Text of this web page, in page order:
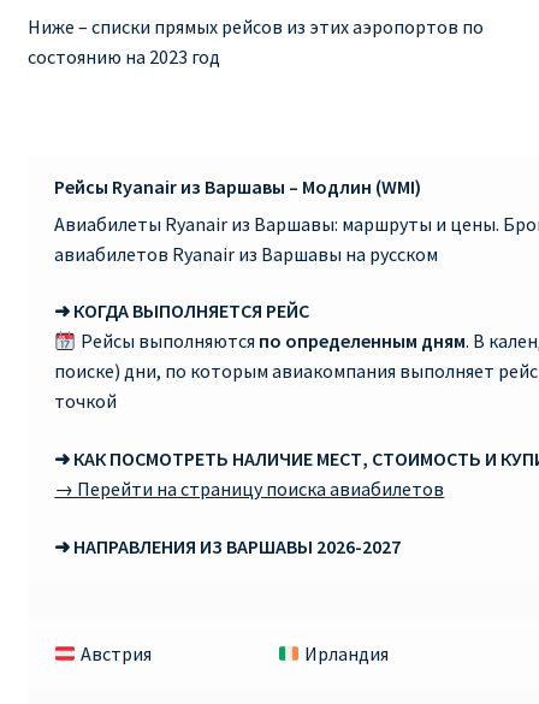
Ryanair Россия
RYANAIR УКРАИНА | АВИАБИЛЕТЫ ОТ €15
Ryanair Україна из Киева, Одессы, Львова, Харькова,
RYANAIR.COM НА РУССКОМ – кнфтфшкюсщь
Авиабилеты Ryanair на Тенерифе от €15
АВИАБИЛЕТЫ RYANAIR ОТ € 12
Акции RYANAIR из Варшавы
Ниже – списки прямых рейсов из этих аэропортов по
состоянию на 2023 год
Рейсы Ryanair из Варшавы – Модлин (WMI)
Авиабилеты Ryanair из Варшавы: маршруты и цены.
авиабилетов Ryanair из Варшавы на русском
➜ КОГДА ВЫПОЛНЯЕТСЯ РЕЙС
Рейсы выполняются по определенным дням. В
поиске) дни, по которым авиакомпания выполняет
точкой
➜ КАК ПОСМОТРЕТЬ НАЛИЧИЕ МЕСТ, СТОИМОСТЬ И
→ Перейти на страницу поиска авиабилетов
➜ НАПРАВЛЕНИЯ ИЗ ВАРШАВЫ 2026-2027
Австрия Ирландия